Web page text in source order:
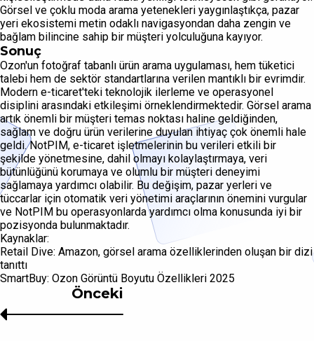
Görsel ve çoklu moda arama yetenekleri yaygınlaştıkça, pazar
yeri ekosistemi metin odaklı navigasyondan daha zengin ve
bağlam bilincine sahip bir müşteri yolculuğuna kayıyor.
Sonuç
Ozon'un fotoğraf tabanlı ürün arama uygulaması, hem tüketici
talebi hem de sektör standartlarına verilen mantıklı bir evrimdir.
Modern e-ticaret'teki teknolojik ilerleme ve operasyonel
disiplini arasındaki etkileşimi örneklendirmektedir. Görsel arama
artık önemli bir müşteri temas noktası haline geldiğinden,
sağlam ve doğru ürün verilerine duyulan ihtiyaç çok önemli hale
geldi. NotPIM, e-ticaret işletmelerinin bu verileri etkili bir
şekilde yönetmesine, dahil olmayı kolaylaştırmaya, veri
bütünlüğünü korumaya ve olumlu bir müşteri deneyimi
sağlamaya yardımcı olabilir. Bu değişim, pazar yerleri ve
tüccarlar için otomatik veri yönetimi araçlarının önemini vurgular
ve NotPIM bu operasyonlarda yardımcı olma konusunda iyi bir
pozisyonda bulunmaktadır.
Kaynaklar:
Retail Dive: Amazon, görsel arama özelliklerinden oluşan bir dizi
tanıttı
SmartBuy: Ozon Görüntü Boyutu Özellikleri 2025
Önceki